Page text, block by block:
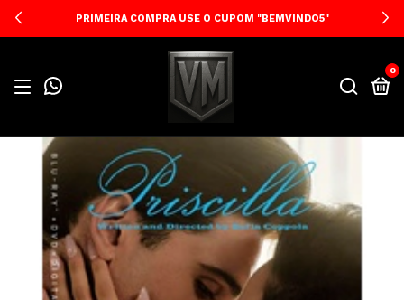
PRIMEIRA COMPRA USE O CUPOM "BEMVINDO5"
0